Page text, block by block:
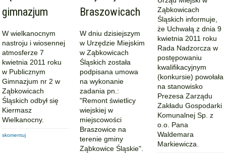
gimnazjum
W wielkanocnym
nastroju i wiosennej
atmosferze 7
kwietnia 2011 roku
w Publicznym
Gimnazjum nr 2 w
Ząbkowicach
Śląskich odbył się
Kiermasz
Wielkanocny.
skomentuj
Braszowicach
W dniu dzisiejszym
w Urzędzie Miejskim
w Ząbkowicach
Śląskich została
podpisana umowa
na wykonanie
zadania pn.:
"Remont świetlicy
wiejskiej w
miejscowości
Braszowice na
terenie gminy
Ząbkowice Śląskie".
Ząbkowicach
Śląskich informuje,
że Uchwałą z dnia 9
kwietnia 2011 roku
Rada Nadzorcza w
postępowaniu
kwalifikacyjnym
(konkursie) powołała
na stanowisko
Prezesa Zarządu
Zakładu Gospodarki
Komunalnej Sp. z
o.o. Pana
Waldemara
Markiewicza.